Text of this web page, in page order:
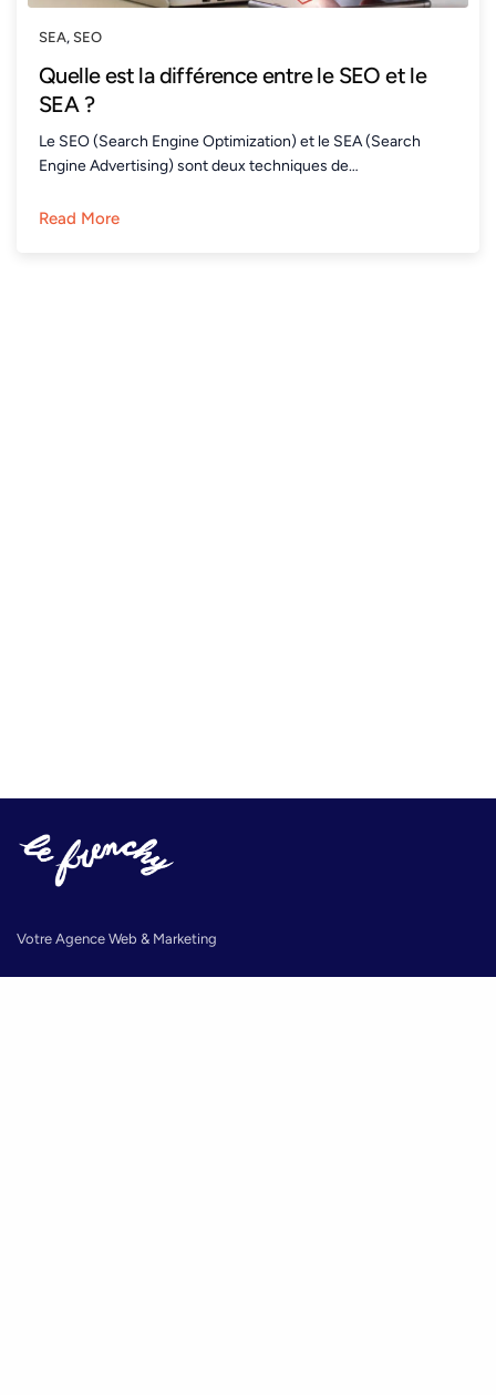
SEA, SEO
Quelle est la différence entre le SEO et le
SEA ?
Le SEO (Search Engine Optimization) et le SEA (Search
Engine Advertising) sont deux techniques de…
Read More
Votre Agence Web & Marketing